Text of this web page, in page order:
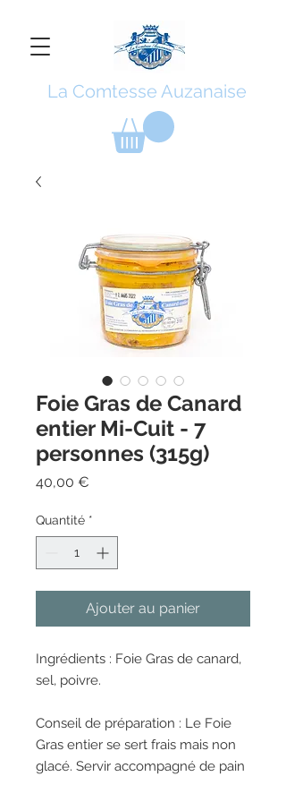
La Comtesse Auzanaise
Foie Gras de Canard
entier Mi-Cuit - 7
personnes (315g)
40,00 €
Quantité *
Ajouter au panier
Ingrédients : Foie Gras de canard,
sel, poivre.
Conseil de préparation : Le Foie
Gras entier se sert frais mais non
glacé. Servir accompagné de pain